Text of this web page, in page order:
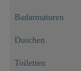
Badarmaturen
Duschen
Toiletten